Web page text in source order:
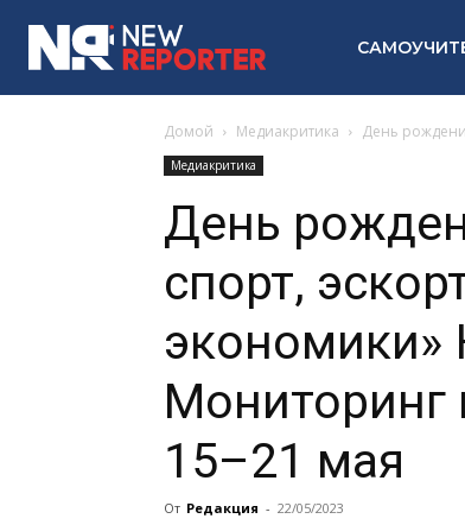
Домой Медиакритика День
Медиакритика
День
спорт,
экономики»
Мониторинг
15–21 мая
От Редакция - 22/05/2023